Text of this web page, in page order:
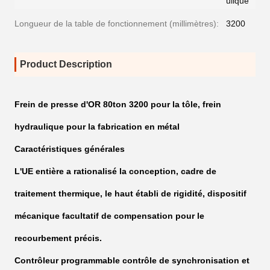
Longueur de la table de fonctionnement (millimètres): 3200
Product Description
Frein de presse d'OR 80ton 3200 pour la tôle, frein
hydraulique pour la fabrication en métal
Caractéristiques générales
L'UE entière a rationalisé la conception, cadre de
traitement thermique, le haut établi de rigidité, dispositif
mécanique facultatif de compensation pour le
recourbement précis.
Contrôleur programmable contrôle de synchronisation et